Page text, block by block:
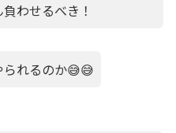
わせるべき！
れるのか😅😅